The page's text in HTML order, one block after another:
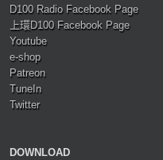
D100 Radio Facebook Page
上環D100 Facebook Page
Youtube
e-shop
Patreon
TuneIn
Twitter
DOWNLOAD